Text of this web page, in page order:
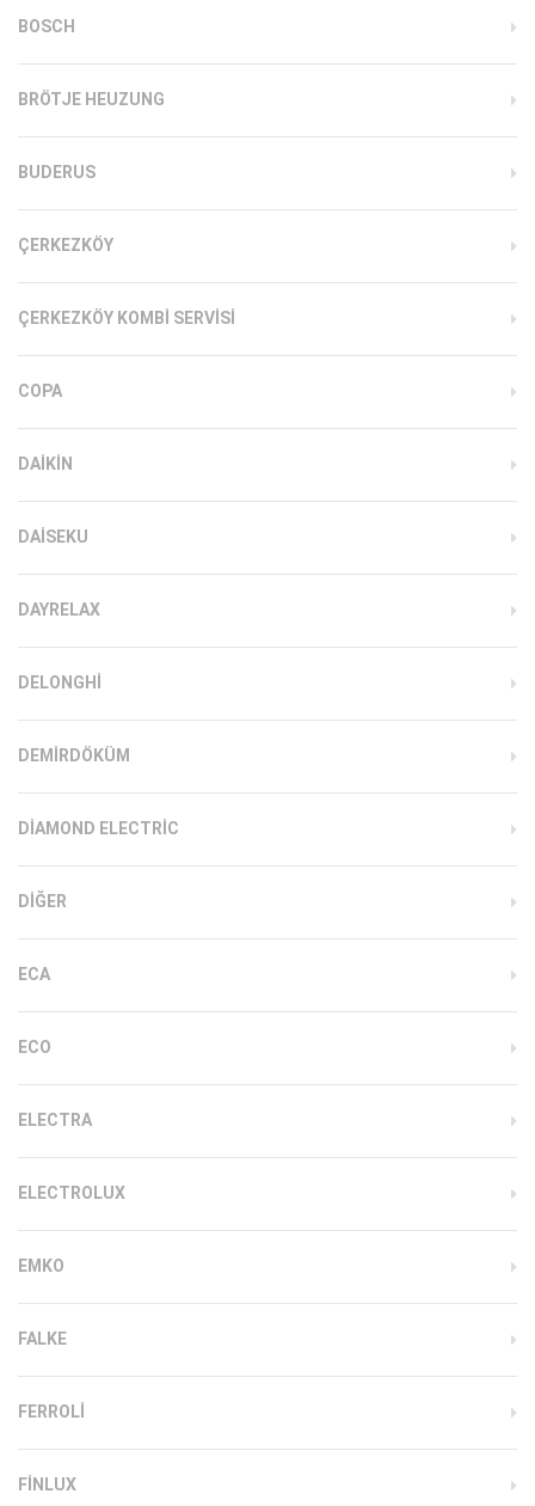
BOSCH
BRÖTJE HEUZUNG
BUDERUS
ÇERKEZKÖY
ÇERKEZKÖY KOMBI SERVISI
COPA
DAIKIN
DAISEKU
DAYRELAX
DELONGHI
DEMIRDÖKÜM
DIAMOND ELECTRIC
DIĞER
ECA
ECO
ELECTRA
ELECTROLUX
EMKO
FALKE
FERROLI
FINLUX